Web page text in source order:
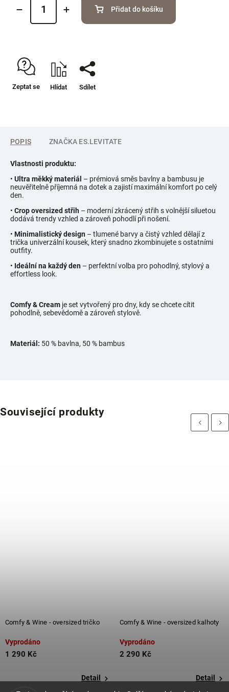
Přidat do košíku
Zeptat se Hlídat Sdílet
POPIS ZNAČKA ES.LEVITATE
Vlastnosti produktu:
• Ultra měkký materiál – prémiová směs bavlny a bambusu je
neuvěřitelně příjemná na dotek a zajistí maximální komfort po celý
den.
• Crop oversized střih – moderní zkrácený střih s volnější siluetou
dodává trendy vzhled a zároveň pohodlí při nošení.
• Minimalistický design – tlumené barvy a čistý vzhled dělají z
trička univerzální kousek, který snadno zkombinujete s ostatními
outfity.
• Ideální na každý den – perfektní volba pro pohodlný, stylový a
effortless look.
Comfy & Cream je set vytvořený pro dny, kdy se chcete cítit
pohodlně, sebevědomě a zároveň stylově.
Materiál: 50 % bavlna, 50 % bambus
Související produkty
Previous
Comfy & Wine - oversized tričko
Vyprodáno
1 290 Kč
Detail
Comfy & Wine - oversized kalhoty
Vyprodáno
2 290 Kč
Detail
Next